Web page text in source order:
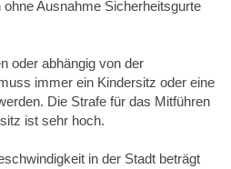
Ausnahme Sicherheitsgurte
oder abhängig von der
immer ein Kindersitz oder eine
Die Strafe für das Mitführen
ist sehr hoch.
in der Stadt beträgt